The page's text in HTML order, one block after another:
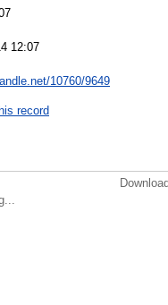
12:07
10760/9649
record